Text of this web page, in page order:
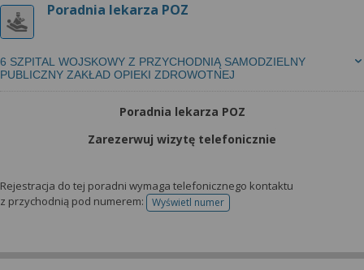
Poradnia lekarza POZ
6 SZPITAL WOJSKOWY Z PRZYCHODNIĄ SAMODZIELNY
PUBLICZNY ZAKŁAD OPIEKI ZDROWOTNEJ
Poradnia lekarza POZ
Zarezerwuj wizytę telefonicznie
Rejestracja do tej poradni wymaga telefonicznego kontaktu
z przychodnią pod numerem:
Wyświetl numertelefonu do rejestracji